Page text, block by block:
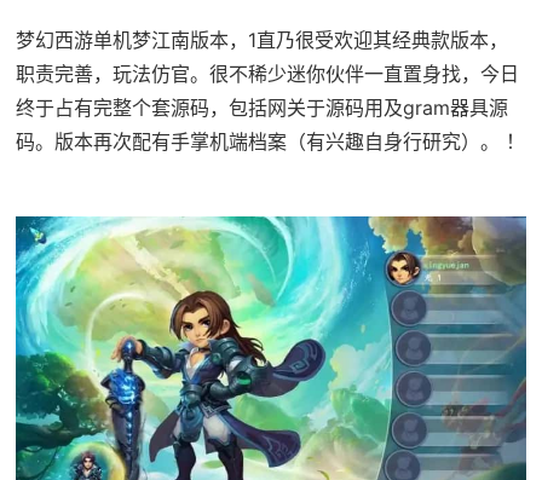
梦幻西游单机梦江南版本，1直乃很受欢迎其经典款版本，
职责完善，玩法仿官。很不稀少迷你伙伴一直置身找，今日
终于占有完整个套源码，包括网关于源码用及gram器具源
码。版本再次配有手掌机端档案（有兴趣自身行研究）。 ！